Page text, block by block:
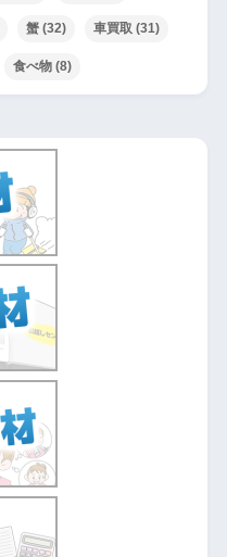
蟹(32) 車買取 (31)
食べ物(8)